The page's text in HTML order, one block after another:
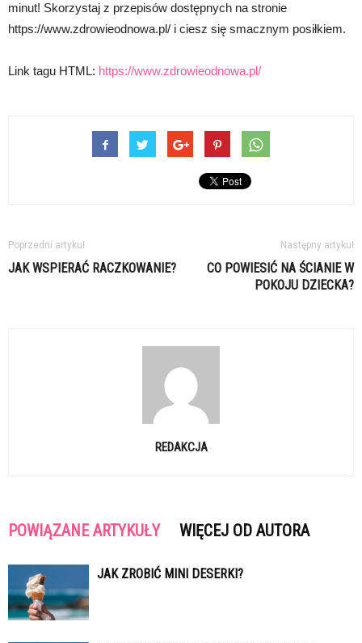
minut! Skorzystaj z przepisów dostępnych na stronie
https://www.zdrowieodnowa.pl/ i ciesz się smacznym posiłkiem.
Link tagu HTML: https://www.zdrowieodnowa.pl/
Poprzedni artykuł
JAK WSPIERAĆ RACZKOWANIE?
Następny artykuł
CO POWIESIĆ NA ŚCIANIE W
POKOJU DZIECKA?
REDAKCJA
POWIĄZANE ARTYKUŁY WIĘCEJ OD AUTORA
JAK ZROBIĆ MINI DESERKI?